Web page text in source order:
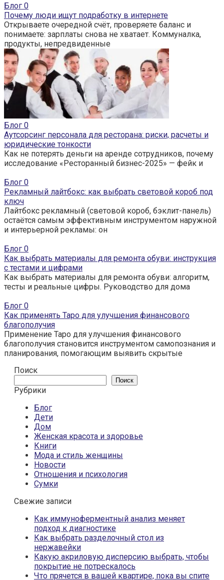
Блог 0
Почему люди ищут подработку в интернете
Открываете очередной счёт, проверяете баланс и
понимаете: зарплаты снова не хватает. Коммуналка,
продукты, непредвиденные
Блог 0
Аутсорсинг персонала для ресторана: риски, расчеты и
юридические тонкости
Как не потерять деньги на аренде сотрудников, почему
исследование «Ресторанный бизнес-2025» — фейк и
Блог 0
Рекламный лайтбокс: как выбрать световой короб под
ключ
Лайтбокс рекламный (световой короб, бэклит-панель)
остаётся самым эффективным инструментом наружной
и интерьерной рекламы: он
Блог 0
Как выбрать материалы для ремонта обуви: инструкция
с тестами и цифрами
Как выбрать материалы для ремонта обуви: алгоритм,
тесты и реальные цифры. Руководство для дома
Блог 0
Как применять Таро для улучшения финансового
благополучия
Применение Таро для улучшения финансового
благополучия становится инструментом самопознания и
планирования, помогающим выявить скрытые
Поиск
Поиск
Рубрики
Блог
Дети
Дом
Женская красота и здоровье
Книги
Мода и стиль женщины
Новости
Отношения и психология
Сумки
Свежие записи
Как иммуноферментный анализ меняет
подход к диагностике
Как выбрать разделочный стол из
нержавейки
Какую акриловую дисперсию выбрать, чтобы
покрытие не потрескалось
Что прячется в вашей квартире, пока вы спите